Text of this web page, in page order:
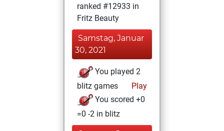
ranked #12933 in
Fritz Beauty
Samstag, Januar
30, 2021
You played 2
blitz games
Play
You scored +0
=0 -2 in blitz